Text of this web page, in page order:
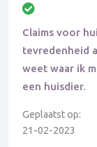
Claims voor
tevredenheid
weet waar ik
een huisdier.
Geplaatst op:
21-02-2023